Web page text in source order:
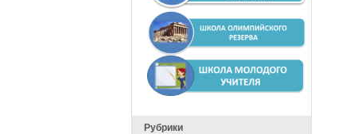
Рубрики